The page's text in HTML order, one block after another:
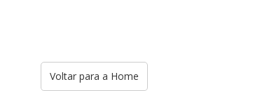
Voltar para a Home